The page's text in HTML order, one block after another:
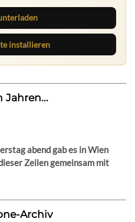
installieren
Jahren...
abend gab es in Wien
Zeilen gemeinsam mit
Archiv